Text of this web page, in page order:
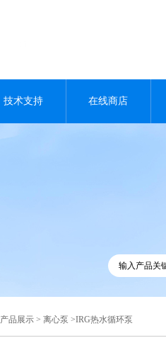
技术支持 在线商店
产品展示 > 离心泵 >IRG热水循环泵